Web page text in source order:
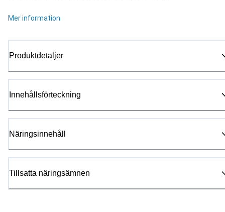
Mer information
Produktdetaljer
Innehållsförteckning
Näringsinnehåll
Tillsatta näringsämnen